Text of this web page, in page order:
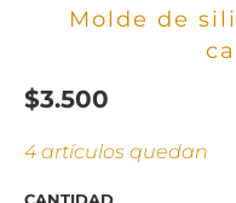
Molde de
$3.500
4 artículos quedan
CANTIDAD